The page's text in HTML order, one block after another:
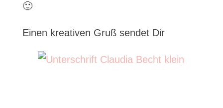
🙂
Einen kreativen Gruß sendet Dir